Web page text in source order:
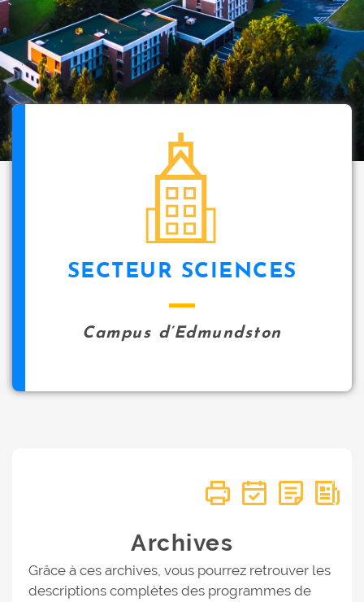
SECTEUR SCIENCES
Campus d’Edmundston
Archives
Grâce à ces archives, vous pourrez retrouver les
descriptions complètes des programmes de